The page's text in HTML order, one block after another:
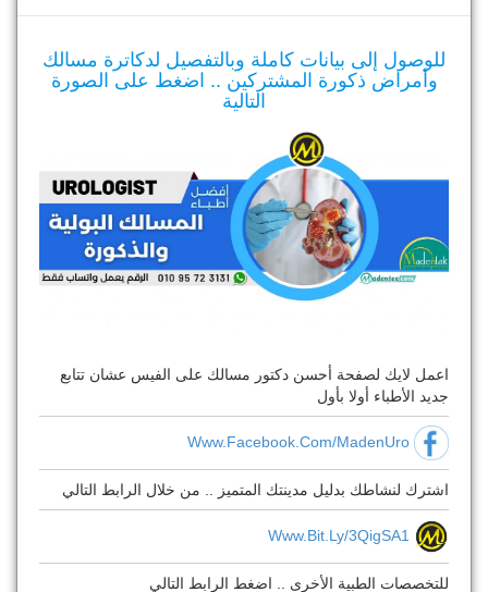
للوصول إلى بيانات كاملة وبالتفصيل لدكاترة مسالك
وأمراض ذكورة المشتركين .. اضغط على الصورة
التالية
اعمل لايك لصفحة أحسن دكتور مسالك على الفيس عشان تتابع
جديد الأطباء أولا بأول
Www.facebook.com/MadenUro
اشترك لنشاطك بدليل مدينتك المتميز .. من خلال الرابط التالي
Www.bit.ly/3QigSA1
للتخصصات الطبية الأخرى .. اضغط الرابط التالي